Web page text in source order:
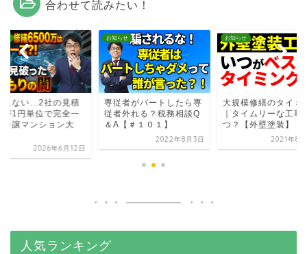
合わせて読みたい！
えない…2社の見積
が1円単位で完全一
分譲マンション大
2026年6月12日
お知らせ
専従者がパートしたら専
従者外れる？税務相談Q
＆A【＃１０１】
2022年8月3日
お知らせ
大規模修繕のタイミ
｜タイムリーな工事
つ？【外壁塗装】
2021年8
人気ランキング